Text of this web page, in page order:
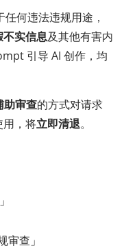
何违法违规用途，
实信息及其他有害内
引导 AI 创作，均
助审查的方式对请求
用，将立即清退。
审查」